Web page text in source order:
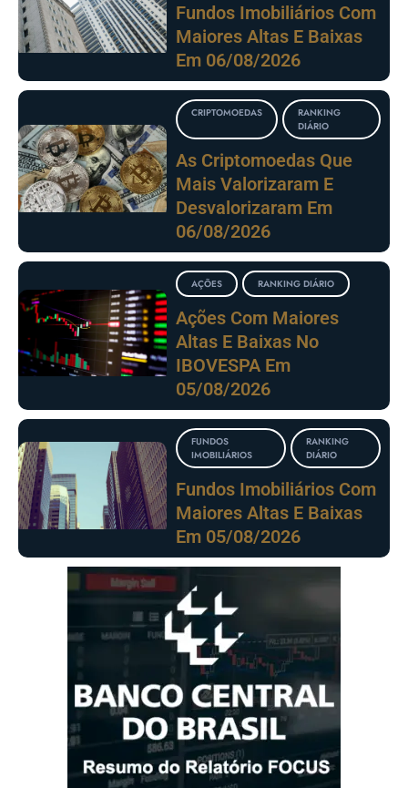
Fundos Imobiliários Com
Maiores Altas E Baixas
Em 06/08/2026
CRIPTOMOEDAS
RANKING
DIÁRIO
As Criptomoedas Que
Mais Valorizaram E
Desvalorizaram Em
06/08/2026
AÇÕES RANKING DIÁRIO
Ações Com Maiores
Altas E Baixas No
IBOVESPA Em
05/08/2026
FUNDOS
IMOBILIÁRIOS
RANKING
DIÁRIO
Fundos Imobiliários Com
Maiores Altas E Baixas
Em 05/08/2026